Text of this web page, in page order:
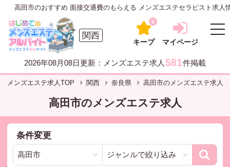
高田市のおすすめ 面接交通費のもらえる メンズエステセラピスト求人
関西
キープ
0
マイページ
2026年08月08日更新：メンズエステ求人 581件掲載
メンズエステ求人TOP 関西 奈良県 高田市のメンズエステ求人
高田市のメンズエステ求人
条件変更